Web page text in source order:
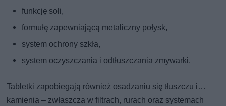
funkcję soli,
formułę zapewniającą metaliczny połysk,
system ochrony szkła,
system oczyszczania i odtłuszczania zmywarki.
Tabletki zapobiegają również osadzaniu się tłuszczu i…
kamienia – zwłaszcza w filtrach, rurach oraz systemach